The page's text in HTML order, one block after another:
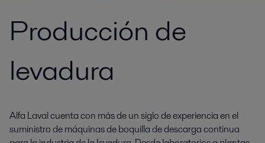
Producción de
levadura
Alfa Laval cuenta con más de un siglo de experiencia en el
suministro de máquinas de boquilla de descarga continua